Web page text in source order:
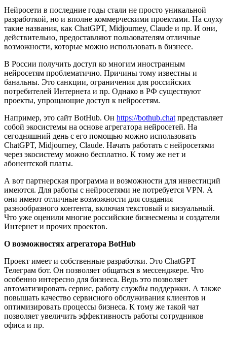
Нейросети в последние годы стали не просто уникальной
разработкой, но и вполне коммерческими проектами. На слуху
такие названия, как ChatGPT, Midjourney, Claude и пр. И они,
действительно, предоставляют пользователям отличные
возможности, которые можно использовать в бизнесе.
В России получить доступ ко многим иностранным
нейросетям проблематично. Причины тому известны и
банальны. Это санкции, ограничения для российских
потребителей Интернета и пр. Однако в РФ существуют
проекты, упрощающие доступ к нейросетям.
Например, это сайт BotHub. Он https://bothub.chat представляет
собой экосистемы на основе агрегатора нейросетей. На
сегодняшний день с его помощью можно использовать
ChatGPT, Midjourney, Claude. Начать работать с нейросетями
через экосистему можно бесплатно. К тому же нет и
абонентской платы.
А вот партнерская программа и возможности для инвестиций
имеются. Для работы с нейросетями не потребуется VPN. А
они имеют отличные возможности для создания
разнообразного контента, включая текстовый и визуальный.
Что уже оценили многие российские бизнесмены и создатели
Интернет и прочих проектов.
О возможностях агрегатора BotHub
Проект имеет и собственные разработки. Это ChatGPT
Телеграм бот. Он позволяет общаться в мессенджере. Что
особенно интересно для бизнеса. Ведь это позволяет
автоматизировать сервис, работу службы поддержки. А также
повышать качество сервисного обслуживания клиентов и
оптимизировать процессы бизнеса. К тому же такой чат
позволяет увеличить эффективность работы сотрудников
офиса и пр.